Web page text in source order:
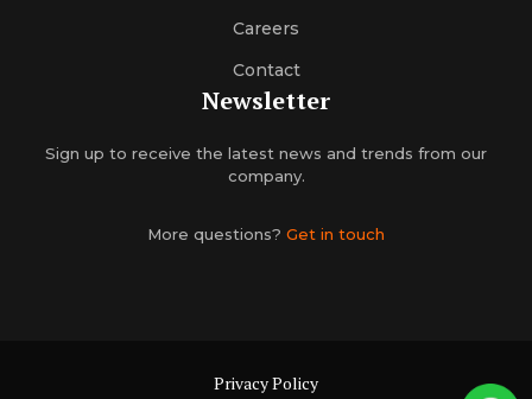
Careers
Contact
Newsletter
Sign up to receive the latest news and trends from our
company.
More questions? Get in touch
Privacy Policy